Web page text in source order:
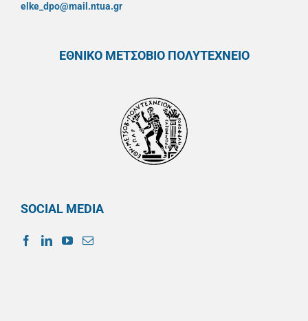
elke_dpo@mail.ntua.gr
ΕΘΝΙΚΟ ΜΕΤΣΟΒΙΟ ΠΟΛΥΤΕΧΝΕΙΟ
SOCIAL MEDIA